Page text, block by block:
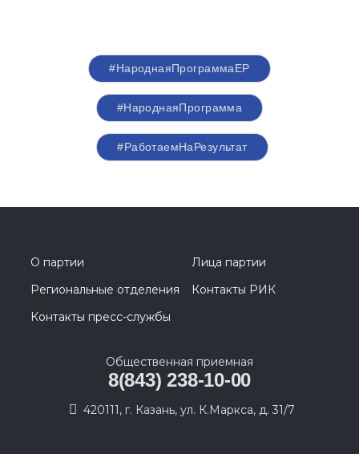
#НароднаяПрограммаЕР
#НароднаяПрограмма
#РаботаемНаРезультат
О партии
Лица партии
Региональные отделения
Контакты РИК
Контакты пресс-службы
Общественная приемная
8(843) 238-10-00
420111, г. Казань, ул. К.Маркса, д. 31/7